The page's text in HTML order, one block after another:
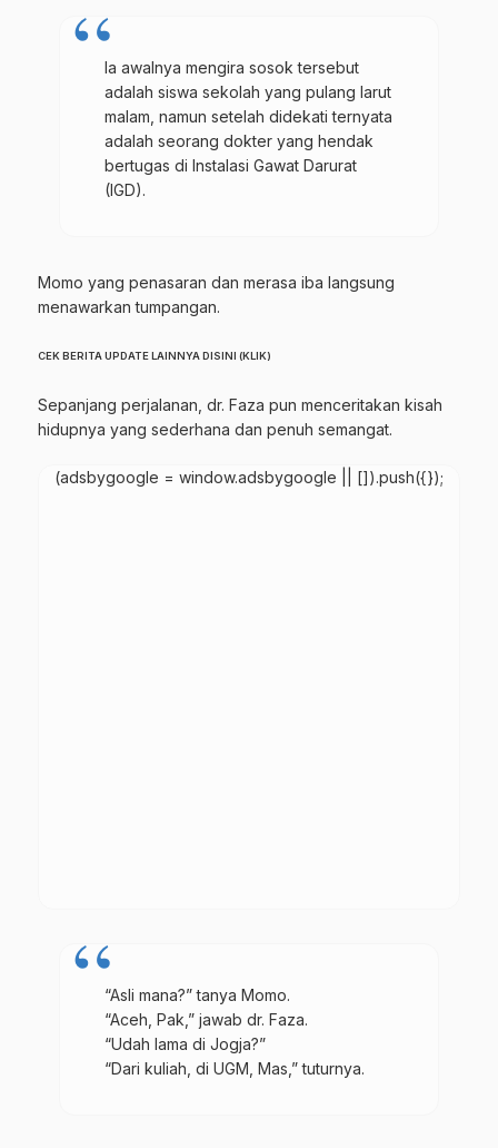
Ia awalnya mengira sosok tersebut
adalah siswa sekolah yang pulang larut
malam, namun setelah didekati ternyata
adalah seorang dokter yang hendak
bertugas di Instalasi Gawat Darurat
(IGD).
Momo yang penasaran dan merasa iba langsung
menawarkan tumpangan.
CEK BERITA UPDATE LAINNYA DISINI (KLIK)
Sepanjang perjalanan, dr. Faza pun menceritakan kisah
hidupnya yang sederhana dan penuh semangat.
(adsbygoogle = window.adsbygoogle || []).push({});
“Asli mana?” tanya Momo.
“Aceh, Pak,” jawab dr. Faza.
“Udah lama di Jogja?”
“Dari kuliah, di UGM, Mas,” tuturnya.